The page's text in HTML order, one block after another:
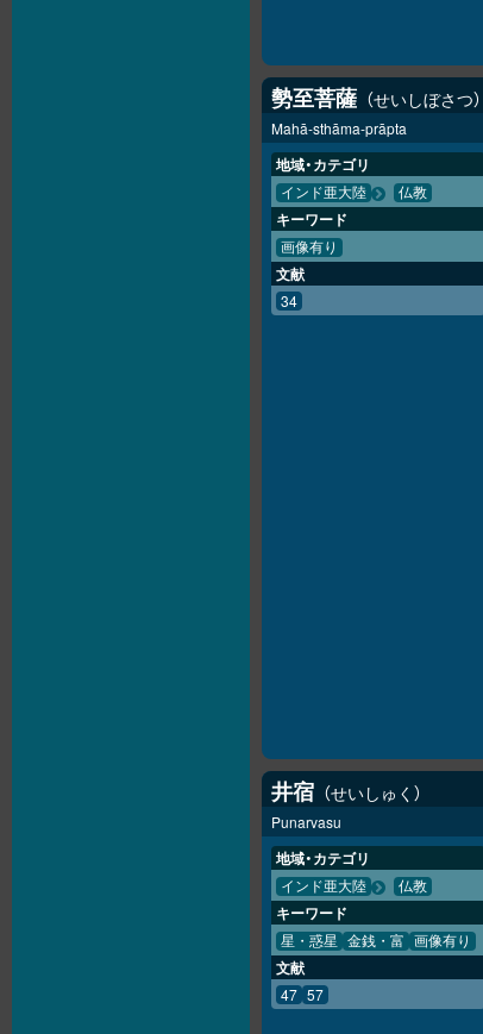
勢至菩薩 せいしぼさつ
Mahā-sthāma-prāpta
地域・カテゴリ
インド亜大陸 仏教
キーワード
画像有り
文献
34
井宿 せいしゅく
Punarvasu
地域・カテゴリ
インド亜大陸 仏教
キーワード
星・惑星 金銭・富 画像有り
文献
47 57